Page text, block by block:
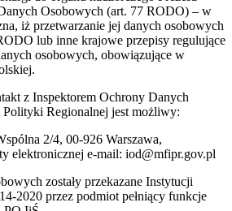
Osobowych (art. 77 RODO) – w
iż przetwarzanie jej danych osobowych
lub inne krajowe przepisy regulujące
osobowych, obowiązujące w
z Inspektorem Ochrony Danych
Regionalnej jest możliwy:
2/4, 00-926 Warszawa,
elektronicznej e-mail: iod@mfipr.gov.pl
zostały przekazane Instytucji
2020 przez podmiot pełniący funkcje